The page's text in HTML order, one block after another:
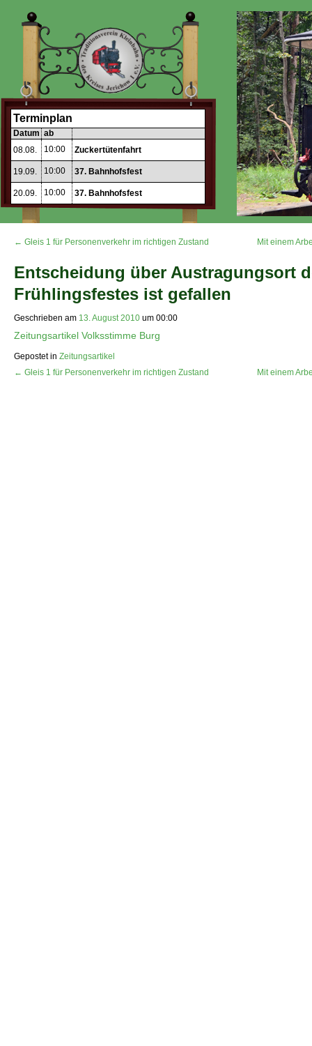
Terminplan
Datum ab
08.08.
10:00 Zuckertütenfahrt
19.09. 10:00 37. Bahnhofsfest
20.09. 10:00 37. Bahnhofsfest
← Gleis 1 für Personenverkehr im richtigen Zustand Mit einem
Entscheidung über Austragungsort
Frühlingsfestes ist gefallen
Geschrieben am 13. August 2010 um 00:00
Zeitungsartikel Volksstimme Burg
Gepostet in Zeitungsartikel
← Gleis 1 für Personenverkehr im richtigen Zustand
Mit einem